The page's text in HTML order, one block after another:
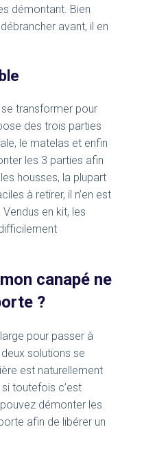
démontant. Bien
avant, il en
transformer pour
des trois parties
le matelas et enfin
les 3 parties afin
housses, la plupart
à retirer, il n’en est
en kit, les
canapé ne
?
pour passer à
solutions se
est naturellement
toutefois c’est
démonter les
afin de libérer un